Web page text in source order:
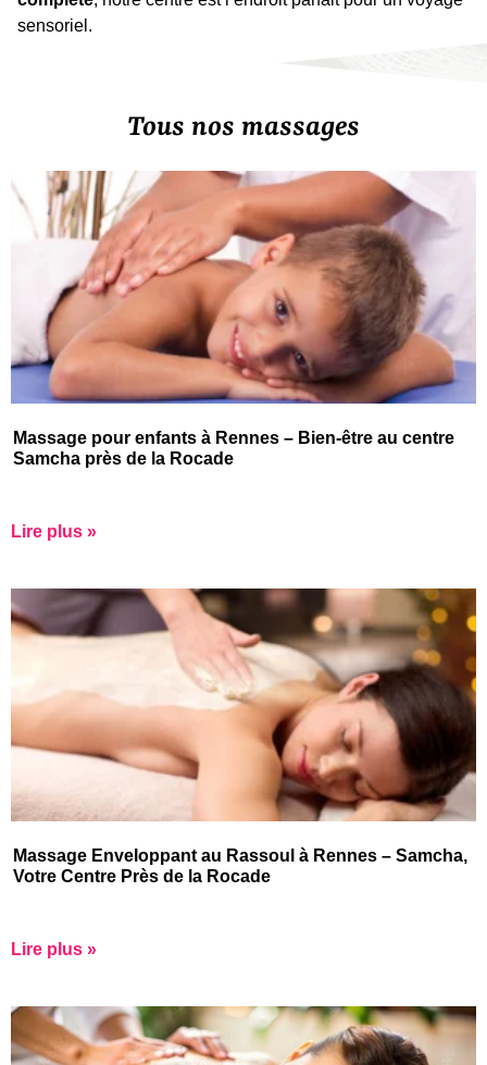
sensoriel.
Tous nos massages
Massage pour enfants à Rennes – Bien-être au centre
Samcha près de la Rocade
Lire plus »
Massage Enveloppant au Rassoul à Rennes – Samcha,
Votre Centre Près de la Rocade
Lire plus »